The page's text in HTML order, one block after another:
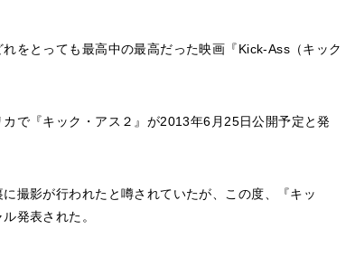
をとっても最高中の最高だった映画『Kick-Ass（キック
で『キック・アス２』が2013年6月25日公開予定と発
撮影が行われたと噂されていたが、この度、『キッ
発表された。